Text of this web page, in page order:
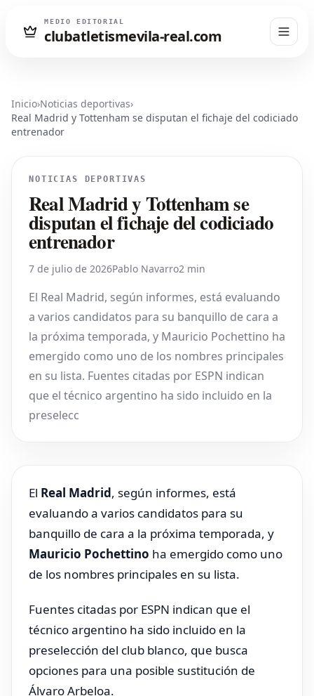
MEDIO EDITORIAL
clubatletismevila-real.com
Inicio›Noticias deportivas›
Real Madrid y Tottenham se disputan el fichaje del codiciado
entrenador
NOTICIAS DEPORTIVAS
Real Madrid y Tottenham se
disputan el fichaje del codiciado
entrenador
7 de julio de 2026Pablo Navarro2 min
El Real Madrid, según informes, está evaluando
a varios candidatos para su banquillo de cara a
la próxima temporada, y Mauricio Pochettino ha
emergido como uno de los nombres principales
en su lista. Fuentes citadas por ESPN indican
que el técnico argentino ha sido incluido en la
preselecc
El Real Madrid, según informes, está
evaluando a varios candidatos para su
banquillo de cara a la próxima temporada, y
Mauricio Pochettino ha emergido como uno
de los nombres principales en su lista.
Fuentes citadas por ESPN indican que el
técnico argentino ha sido incluido en la
preselección del club blanco, que busca
opciones para una posible sustitución de
Álvaro Arbeloa.